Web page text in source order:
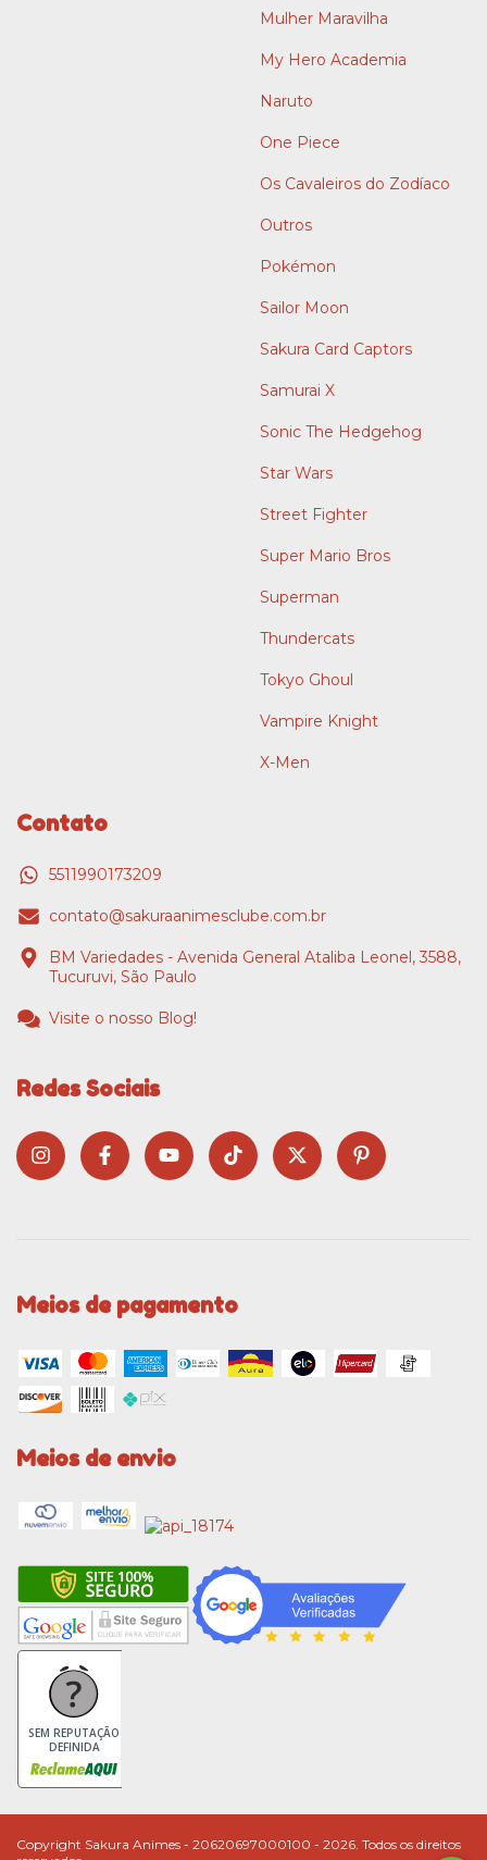
Mulher Maravilha
My Hero Academia
Naruto
One Piece
Os Cavaleiros do Zodíaco
Outros
Pokémon
Sailor Moon
Sakura Card Captors
Samurai X
Sonic The Hedgehog
Star Wars
Street Fighter
Super Mario Bros
Superman
Thundercats
Tokyo Ghoul
Vampire Knight
X-Men
Contato
5511990173209
contato@sakuraanimesclube.com.br
BM Variedades - Avenida General Ataliba Leonel, 3588,
Tucuruvi, São Paulo
Visite o nosso Blog!
Redes Sociais
Meios de pagamento
Meios de envio
SEM REPUTAÇÃO
DEFINIDA
Copyright Sakura Animes - 20620697000100 - 2026. Todos os direitos